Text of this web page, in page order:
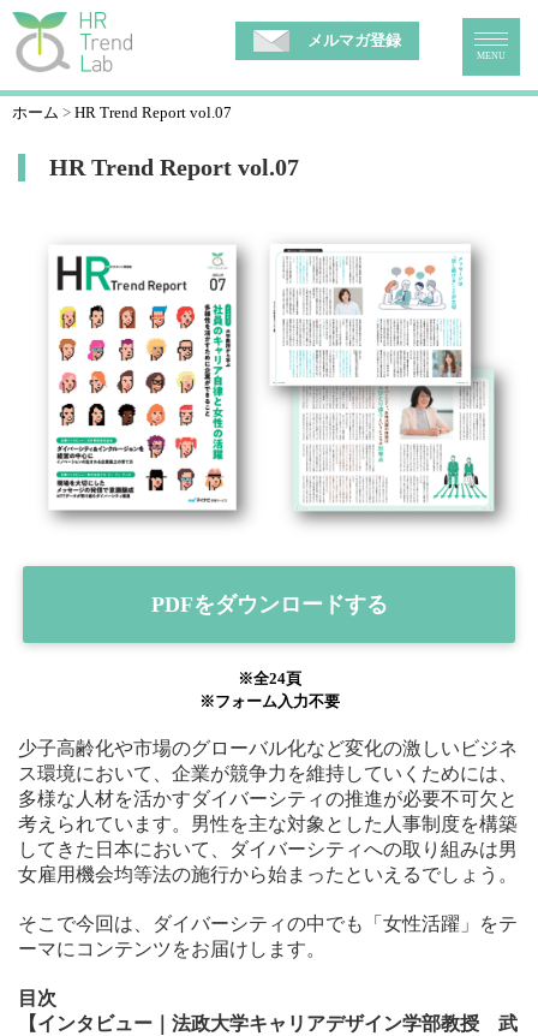
メルマガ登録
MENU
ホーム HR Trend Report vol.07
HR Trend Report vol.07
PDFをダウンロードする
※全24頁
※フォーム入力不要
少子高齢化や市場のグローバル化など変化の激しいビジネ
ス環境において、企業が競争力を維持していくためには、
多様な人材を活かすダイバーシティの推進が必要不可欠と
考えられています。男性を主な対象とした人事制度を構築
してきた日本において、ダイバーシティへの取り組みは男
女雇用機会均等法の施行から始まったといえるでしょう。
そこで今回は、ダイバーシティの中でも「女性活躍」をテ
ーマにコンテンツをお届けします。
目次
【インタビュー｜法政大学キャリアデザイン学部教授 武